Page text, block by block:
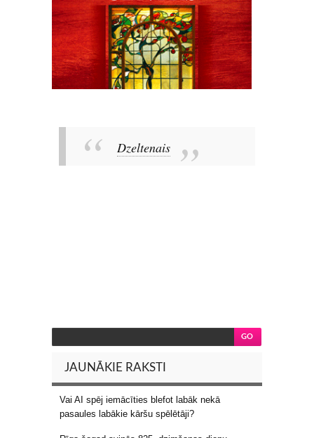
Dzeltenais
JAUNĀKIE RAKSTI
Vai AI spēj iemācīties blefot labāk nekā
pasaules labākie kāršu spēlētāji?